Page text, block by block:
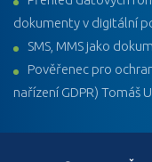
dokumenty v digitální
SMS, MMS jako
Pověřenec pro
nařízení GDPR) Tomáš